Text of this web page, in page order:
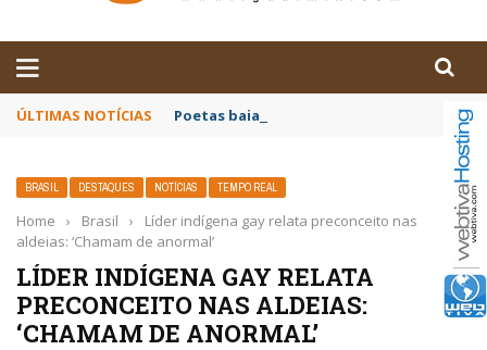
ÚLTIMAS NOTÍCIAS Poetas baianos representam o Brasil no
BRASIL DESTAQUES NOTÍCIAS TEMPO REAL
Home › Brasil ›
Líder indígena gay relata preconceito nas
aldeias: ‘Chamam de anormal’
LÍDER INDÍGENA GAY RELATA
PRECONCEITO NAS ALDEIAS:
‘CHAMAM DE ANORMAL’